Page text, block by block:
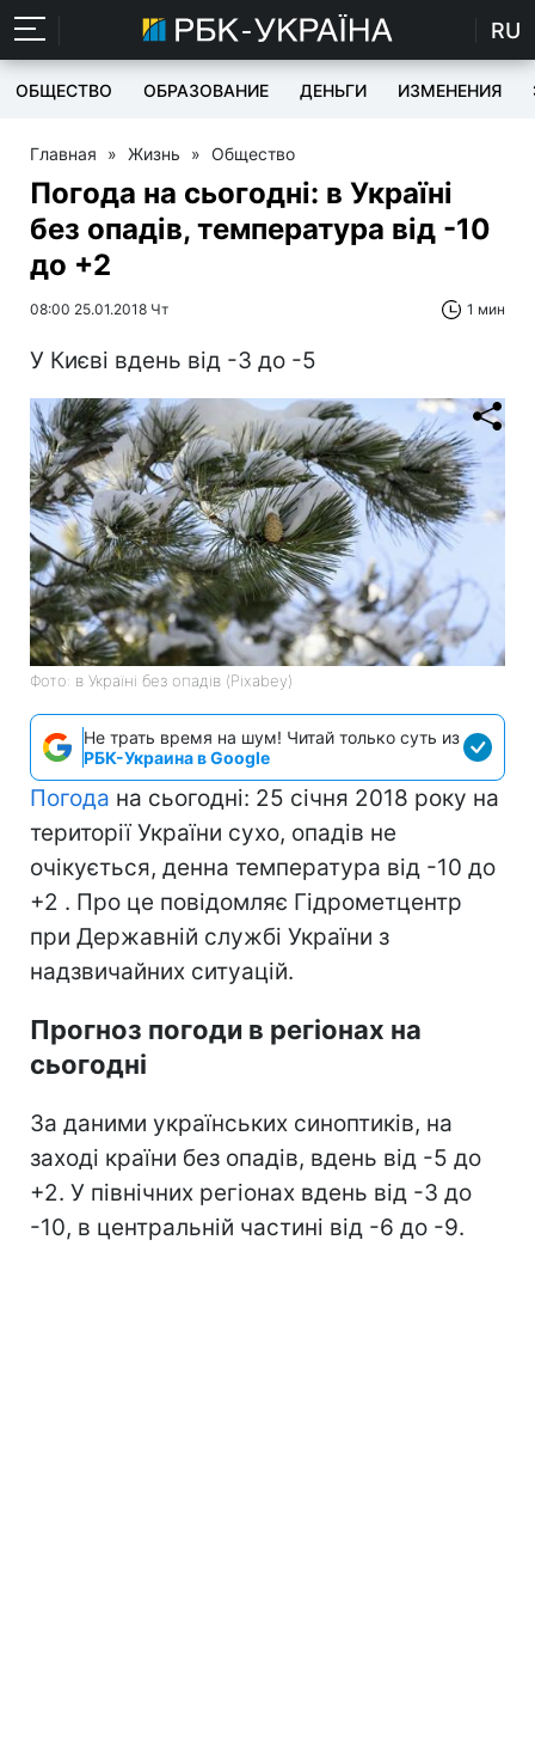
RU
ОБЩЕСТВО ОБРАЗОВАНИЕ ДЕНЬГИ ИЗМЕНЕНИЯ
Главная » Жизнь » Общество
Погода на сьогодні: в Україні
без опадів, температура від -10
до +2
08:00 25.01.2018 Чт 1 мин
У Києві вдень від -3 до -5
Фото: в Україні без опадів (Pixabey)
Не трать время на шум! Читай только суть из
РБК-Украина в Google
Погода на сьогодні: 25 січня 2018 року на
території України сухо, опадів не
очікується, денна температура від -10 до
+2 . Про це повідомляє Гідрометцентр
при Державній службі України з
надзвичайних ситуацій.
Прогноз погоди в регіонах на
сьогодні
За даними українських синоптиків, на
заході країни без опадів, вдень від -5 до
+2. У північних регіонах вдень від -3 до
-10, в центральній частині від -6 до -9.